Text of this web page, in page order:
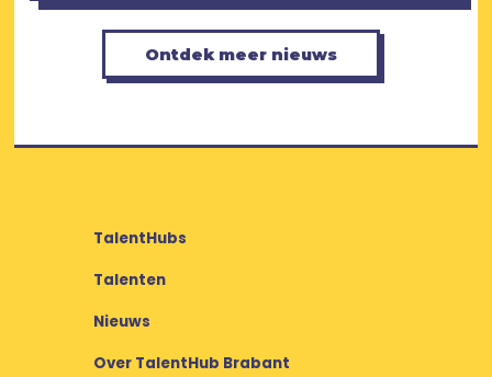
Ontdek meer nieuws
TalentHubs
Talenten
Nieuws
Over TalentHub Brabant